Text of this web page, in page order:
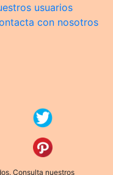
usuarios
con nosotros
Consulta nuestros